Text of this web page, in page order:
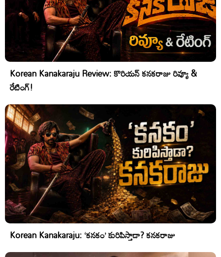
Korean Kanakaraju Review: కొరియన్ కనకరాజు రివ్యూ &
రేటింగ్!
Korean Kanakaraju: ‘కనకం’ కురిపిస్తాడా? కనకరాజు